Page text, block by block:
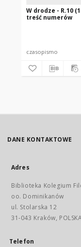
W drodze - R.10
treść numerów
czasopismo
DANE KONTAKTOWE
Adres
Biblioteka Kolegium
oo. Dominikanów
ul. Stolarska 12
31-043 Kraków,
Telefon